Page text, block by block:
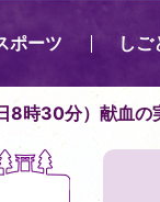
ポーツ しご
8時30分）献血の